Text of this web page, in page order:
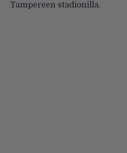
Tampereen stadionilla.